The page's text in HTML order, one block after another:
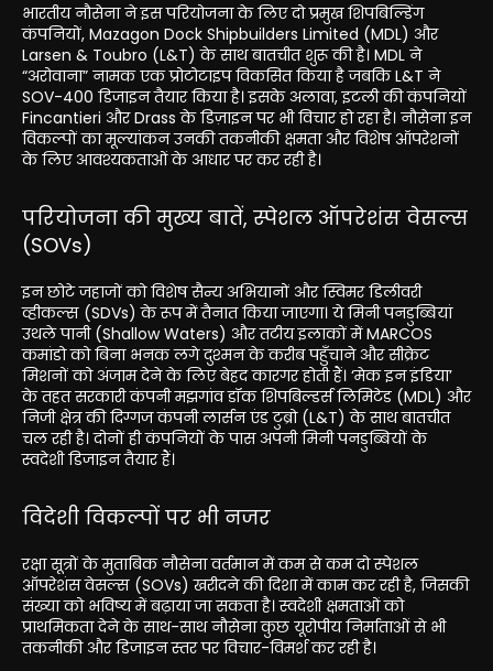
भारतीय नौसेना ने इस परियोजना के लिए दो प्रमुख शिपबिल्डिंग
कंपनियों, Mazagon Dock Shipbuilders Limited (MDL) और
Larsen & Toubro (L&T) के साथ बातचीत शुरू की है। MDL ने
“अरोवाना” नामक एक प्रोटोटाइप विकसित किया है जबकि L&T ने
SOV-400 डिजाइन तैयार किया है। इसके अलावा, इटली की कंपनियों
Fincantieri और Drass के डिज़ाइन पर भी विचार हो रहा है। नौसेना इन
विकल्पों का मूल्यांकन उनकी तकनीकी क्षमता और विशेष ऑपरेशनों
के लिए आवश्यकताओं के आधार पर कर रही है।
परियोजना की मुख्य बातें, स्पेशल ऑपरेशंस वेसल्स
(SOVs)
इन छोटे जहाजों को विशेष सैन्य अभियानों और स्विमर डिलीवरी
व्हीकल्स (SDVs) के रूप में तैनात किया जाएगा। ये मिनी पनडुब्बियां
उथले पानी (Shallow Waters) और तटीय इलाकों में MARCOS
कमांडो को बिना भनक लगे दुश्मन के करीब पहुँचाने और सीक्रेट
मिशनों को अंजाम देने के लिए बेहद कारगर होती हैं। ‘मेक इन इंडिया’
के तहत सरकारी कंपनी मझगांव डॉक शिपबिल्डर्स लिमिटेड (MDL) और
निजी क्षेत्र की दिग्गज कंपनी लार्सन एंड टुब्रो (L&T) के साथ बातचीत
चल रही है। दोनों ही कंपनियों के पास अपनी मिनी पनडुब्बियों के
स्वदेशी डिजाइन तैयार हैं।
विदेशी विकल्पों पर भी नजर
रक्षा सूत्रों के मुताबिक नौसेना वर्तमान में कम से कम दो स्पेशल
ऑपरेशंस वेसल्स (SOVs) खरीदने की दिशा में काम कर रही है, जिसकी
संख्या को भविष्य में बढ़ाया जा सकता है। स्वदेशी क्षमताओं को
प्राथमिकता देने के साथ-साथ नौसेना कुछ यूरोपीय निर्माताओं से भी
तकनीकी और डिजाइन स्तर पर विचार-विमर्श कर रही है।